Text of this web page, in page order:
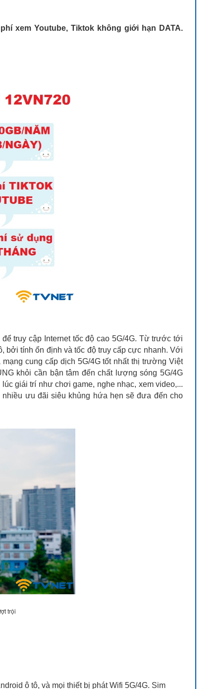
xem Youtube, Tiktok không giới hạn DATA.
truy cập Internet tốc độ cao 5G/4G. Từ trước tới
bởi tính ổn định và tốc độ truy cấp cực nhanh. Với
cung cấp dịch 5G/4G tốt nhất thị trường Việt
khỏi cần bận tâm đến chất lượng sóng 5G/4G
giái trí như chơi game, nghe nhạc, xem video,...
ưu đãi siêu khủng hứa hẹn sẽ đưa đến cho
trội
ô tô, và mọi thiết bị phát Wifi 5G/4G. Sim